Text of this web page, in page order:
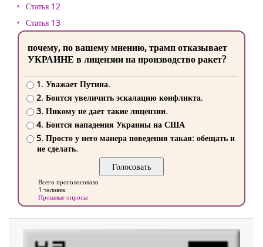
Статья 12
Статья 13
почему, по вашему мнению, трамп отказывает
УКРАИНЕ в лицензии на производство ракет?
1. Уважает Путина.
2. Боится увеличить эскалацию конфликта.
3. Никому не дает такие лицензии.
4. Боится нападения Украины на США
5. Просто у него манера поведения такая: обещать и
не сделать.
Всего проголосовало
1 человек
Прошлые опросы